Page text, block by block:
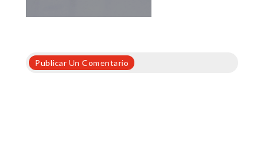
Publicar Un Comentario